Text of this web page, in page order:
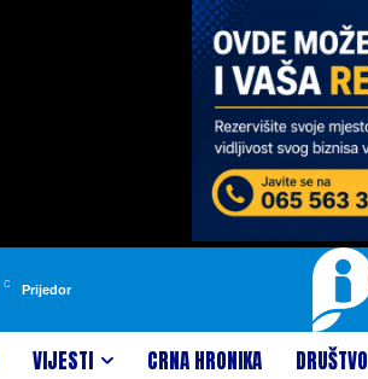
C Prijedor
VIJESTI CRNA HRONIKA DRUŠTVO